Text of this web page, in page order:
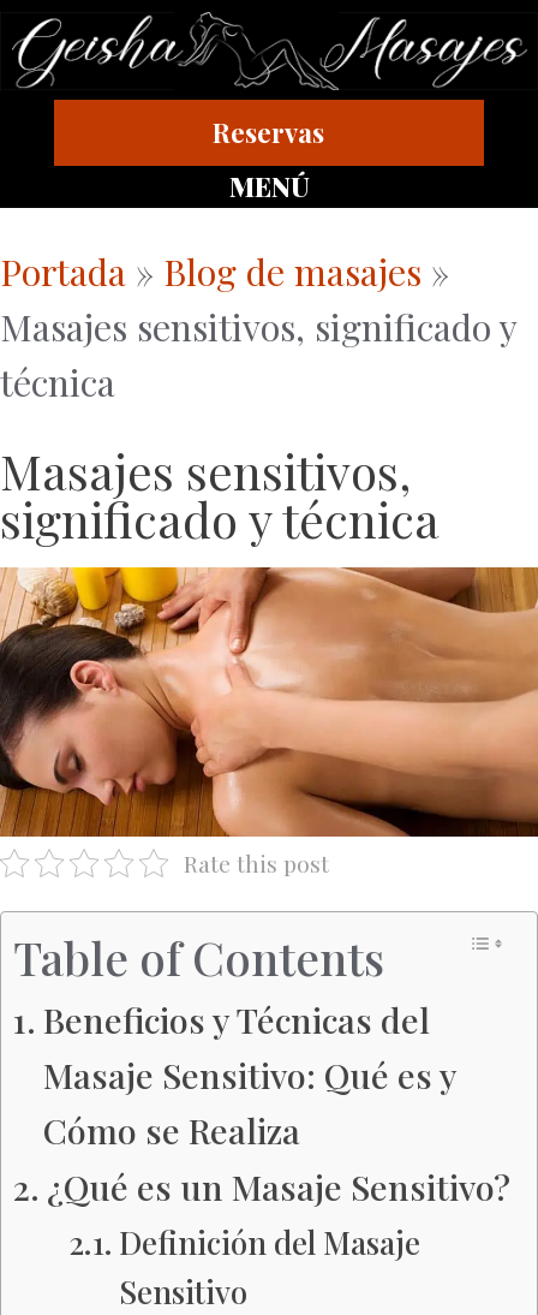
Reservas
MENÚ
Portada » Blog de masajes »
Masajes sensitivos, significado y
técnica
Masajes sensitivos,
significado y técnica
Rate this post
Table of Contents
Beneficios y Técnicas del
Masaje Sensitivo: Qué es y
Cómo se Realiza
¿Qué es un Masaje Sensitivo?
Definición del Masaje
Sensitivo